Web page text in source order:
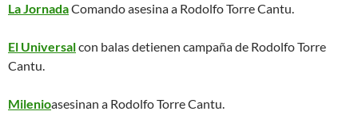
La JornadaComando asesina a Rodolfo Torre Cantu.
El Universalcon balas detienen campaña de Rodolfo Torre
Cantu.
Milenioasesinan a Rodolfo Torre Cantu.